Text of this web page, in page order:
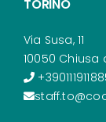
TORINO
Via Susa, 11
10050 Chiusa